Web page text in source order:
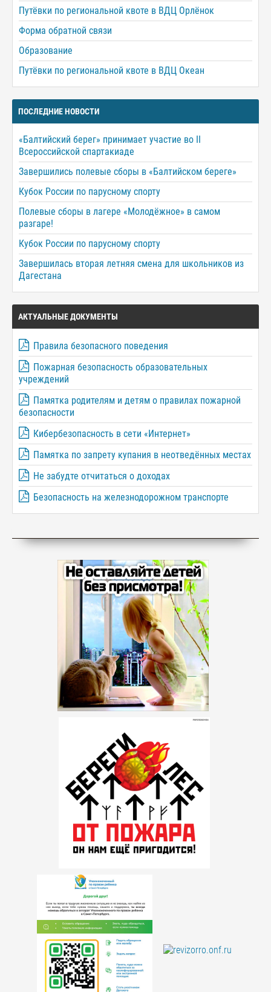
Путёвки по региональной квоте в ВДЦ Орлёнок
Форма обратной связи
Образование
Путёвки по региональной квоте в ВДЦ Океан
ПОСЛЕДНИЕ НОВОСТИ
«Балтийский берег» принимает участие во II
Всероссийской спартакиаде
Завершились полевые сборы в «Балтийском береге»
Кубок России по парусному спорту
Полевые сборы в лагере «Молодёжное» в самом
разгаре!
Кубок России по парусному спорту
Завершилась вторая летняя смена для школьников из
Дагестана
АКТУАЛЬНЫЕ ДОКУМЕНТЫ
Правила безопасного поведения
Пожарная безопасность образовательных
учреждений
Памятка родителям и детям о правилах пожарной
безопасности
Кибербезопасность в сети «Интернет»
Памятка по запрету купания в неотведённых местах
Не забудте отчитаться о доходах
Безопасность на железнодорожном транспорте